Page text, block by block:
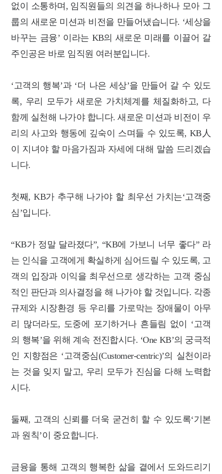
없이 소통하며, 임직원들의 의견을 하나하나 모아 그
룹의 새로운 미션과 비전을 만들어냈습니다. ‘세상을
바꾸는 금융’ 이라는 KB의 새로운 미래를 이끌어 갈
주인공은 바로 임직원 여러분입니다.
‘고객의 행복’과 ‘더 나은 세상’을 만들어 갈 수 있도
록, 우리 모두가 새로운 가치체계를 체질화하고, 다
함께 실천해 나가야 합니다. 새로운 미션과 비전이 우
리의 사고와 행동에 깊숙이 스며들 수 있도록, KB人
이 지녀야 할 마음가짐과 자세에 대해 말씀 드리겠습
니다.
첫째, KB가 추구해 나가야 할 최우선 가치는‘고객중
심’입니다.
“KB가 정말 달라졌다”, “KB에 가보니 너무 좋다” 라
는 인식을 고객에게 확실하게 심어드릴 수 있도록, 고
객의 입장과 이익을 최우선으로 생각하는 고객 중심
적인 판단과 의사결정을 해 나가야 할 것입니다. 각종
규제와 시장환경 등 우리를 가로막는 장애물이 아무
리 많더라도, 도중에 포기하거나 흔들림 없이 ‘고객
의 행복’을 위해 계속 전진합시다. ‘One KB’의 궁극적
인 지향점은 ‘고객중심(Customer-centric)’의 실천이라
는 것을 잊지 말고, 우리 모두가 진심을 다해 노력합
시다.
둘째, 고객의 신뢰를 더욱 굳건히 할 수 있도록‘기본
과 원칙’이 중요합니다.
금융을 통해 고객의 행복한 삶을 곁에서 도와드리기